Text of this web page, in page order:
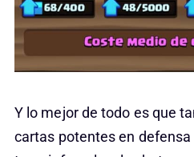
Y lo mejor de todo es que
cartas potentes en